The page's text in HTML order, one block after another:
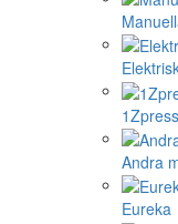
Andra
Eureka